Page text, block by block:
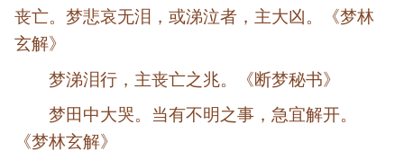
丧亡。梦悲哀无泪，或涕泣者，主大凶。《梦林
玄解》
梦涕泪行，主丧亡之兆。《断梦秘书》
梦田中大哭。当有不明之事，急宜解开。
《梦林玄解》